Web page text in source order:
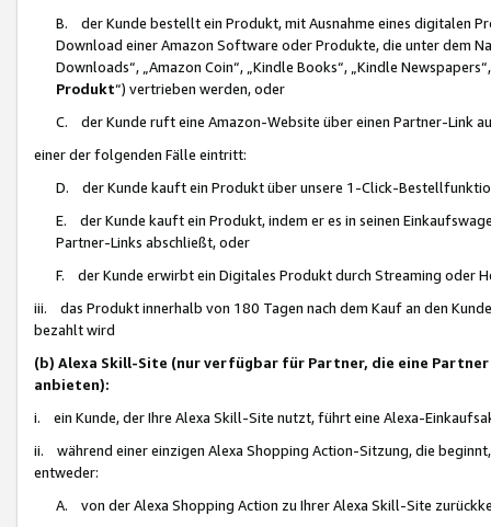
B. der Kunde bestellt ein Produkt, mit Ausnahme eines digitalen
Download einer Amazon Software oder Produkte, die unter dem
Downloads“, „Amazon Coin“, „Kindle Books“, „Kindle
Produkt“) vertrieben werden, oder
C. der Kunde ruft eine Amazon-Website über einen Partner-Link
einer der folgenden Fälle eintritt:
D. der Kunde kauft ein Produkt über unsere 1-Click-
E. der Kunde kauft ein Produkt, indem er es in seinen
Partner-Links abschließt, oder
F. der Kunde erwirbt ein Digitales Produkt durch Streaming oder
iii. das Produkt innerhalb von 180 Tagen nach dem Kauf an den
bezahlt wird
(b) Alexa Skill-Site (nur verfügbar für Partner, die eine
anbieten):
i. ein Kunde, der Ihre Alexa Skill-Site nutzt, führt eine Alexa-
ii. während einer einzigen Alexa Shopping Action-Sitzung, die
entweder:
A. von der Alexa Shopping Action zu Ihrer Alexa Skill-Site